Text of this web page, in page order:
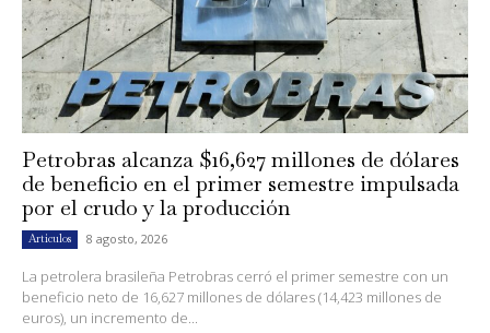
Petrobras alcanza $16,627 millones de dólares
de beneficio en el primer semestre impulsada
por el crudo y la producción
Artículos 8 agosto, 2026
La petrolera brasileña Petrobras cerró el primer semestre con un
beneficio neto de 16,627 millones de dólares (14,423 millones de
euros), un incremento de...